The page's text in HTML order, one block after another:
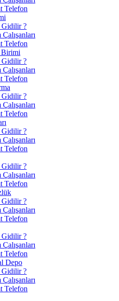
Telefon
Gidilir ?
Telefon
Birimi
Gidilir ?
Telefon
Gidilir ?
Telefon
Gidilir ?
Telefon
Gidilir ?
Telefon
Gidilir ?
Telefon
Gidilir ?
Telefon
Depo
Gidilir ?
Telefon